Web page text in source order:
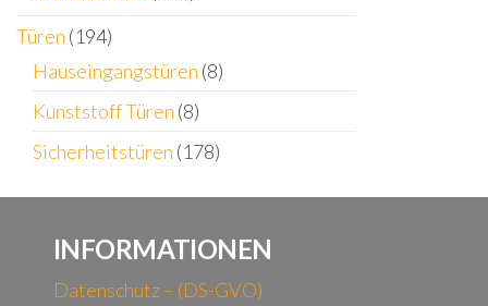
Türen (194)
Hauseingangstüren (8)
Kunststoff Türen (8)
Sicherheitstüren (178)
INFORMATIONEN
Datenschutz – (DS-GVO)